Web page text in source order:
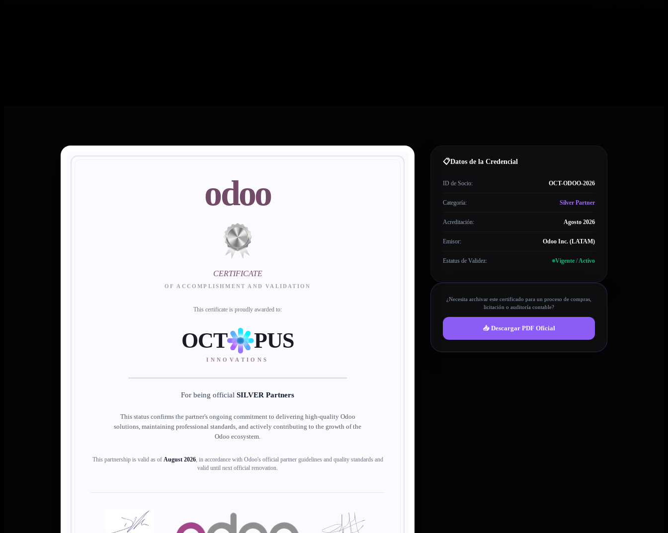
odoo
CERTIFICATE
OF ACCOMPLISHMENT AND VALIDATION
This certificate is proudly awarded to:
OCT PUS
INNOVATIONS
For being official SILVER Partners
This status confirms the partner's ongoing commitment to delivering high-quality Odoo
solutions, maintaining professional standards, and actively contributing to the growth of the
Odoo ecosystem.
This partnership is valid as of August 2026, in accordance with Odoo's official partner guidelines and quality standards and
valid until next official renovation.
📋Datos de la Credencial
ID de Socio: OCT-ODOO-2026
Categoría: Silver Partner
Acreditación: Agosto 2026
Emisor: Odoo Inc. (LATAM)
Estatus de Validez: Vigente / Activo
¿Necesita archivar este certificado para un proceso de compras,
licitación o auditoría contable?
📥 Descargar PDF Oficial